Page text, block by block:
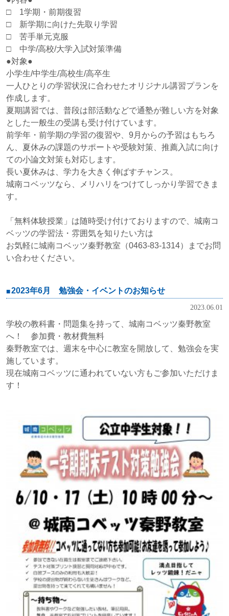
□ 1学期・前期復習
□ 新学期に向けた先取り学習
□ 苦手単元克服
□ 中学/高校/大学入試対策準備
●対象●
小学生/中学生/高校生/高卒生
一人ひとりの学習状況に合わせたオリジナル講習プランを
作成します。
夏期講習では、普段は部活動などで通塾が難しい方を対象
とした一般生の受講も受け付けています。
前学年・前学期の学習の復習や、9月からの予習はもちろ
ん、夏休みの課題のサポートや受験対策、推薦入試に向け
ての小論文対策も対応します。
長い夏休みは、学力を大きく伸ばすチャンス。
城南コベッツなら、メリハリをつけてしっかり学習できま
す。
「無料体験授業」は随時受け付けておりますので、城南コ
ベッツの学習法・雰囲気を知りたい方は
お気軽に城南コベッツ秦野教室（0463-83-1314）までお問
い合わせください。
2023年6月 勉強会・イベントのお知らせ
2023.06.01
学校の教科書・問題集を持って、城南コベッツ秦野教室
へ！ 参加費・教材費無料
秦野教室では、週末を中心に教室を開放して、勉強会を実
施しています。
現在城南コベッツに通われていない方もご参加いただけま
す！